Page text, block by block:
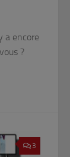
a encore
?
3